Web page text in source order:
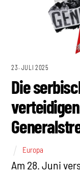
23. JULI 2025
Die
Europa
Am 28. Juni